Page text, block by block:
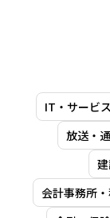
IT・サービス
放送・
会計事務所